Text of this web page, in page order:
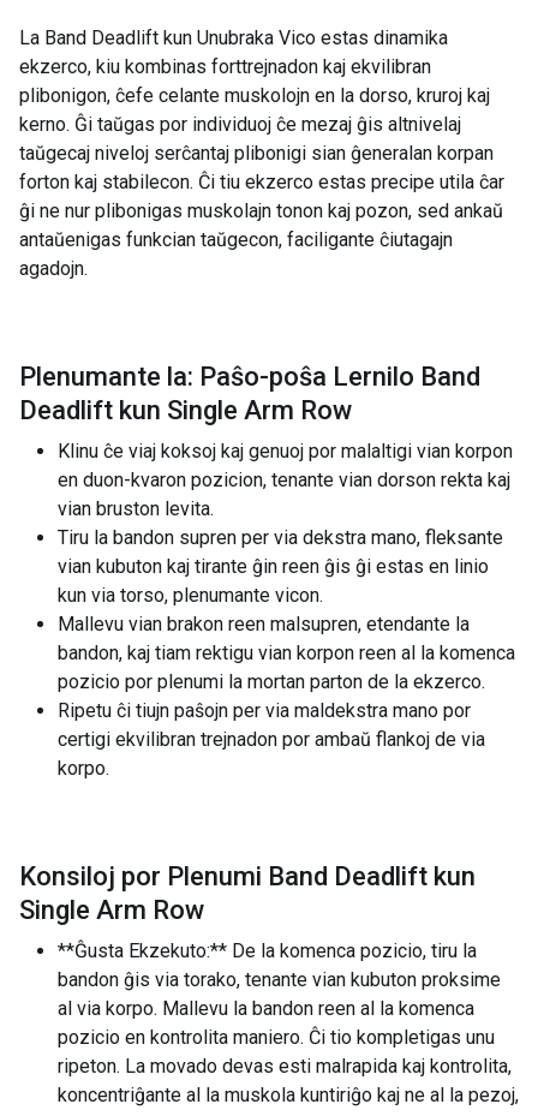
La Band Deadlift kun Unubraka Vico estas dinamika
ekzerco, kiu kombinas forttrejnadon kaj ekvilibran
plibonigon, ĉefe celante muskolojn en la dorso, kruroj kaj
kerno. Ĝi taŭgas por individuoj ĉe mezaj ĝis altnivelaj
taŭgecaj niveloj serĉantaj plibonigi sian ĝeneralan korpan
forton kaj stabilecon. Ĉi tiu ekzerco estas precipe utila ĉar
ĝi ne nur plibonigas muskolajn tonon kaj pozon, sed ankaŭ
antaŭenigas funkcian taŭgecon, faciligante ĉiutagajn
agadojn.
Plenumante la: Paŝo-poŝa Lernilo Band
Deadlift kun Single Arm Row
Klinu ĉe viaj koksoj kaj genuoj por malaltigi vian korpon
en duon-kvaron pozicion, tenante vian dorson rekta kaj
vian bruston levita.
Tiru la bandon supren per via dekstra mano, fleksante
vian kubuton kaj tirante ĝin reen ĝis ĝi estas en linio
kun via torso, plenumante vicon.
Mallevu vian brakon reen malsupren, etendante la
bandon, kaj tiam rektigu vian korpon reen al la komenca
pozicio por plenumi la mortan parton de la ekzerco.
Ripetu ĉi tiujn paŝojn per via maldekstra mano por
certigi ekvilibran trejnadon por ambaŭ flankoj de via
korpo.
Konsiloj por Plenumi Band Deadlift kun
Single Arm Row
**Ĝusta Ekzekuto:** De la komenca pozicio, tiru la
bandon ĝis via torako, tenante vian kubuton proksime
al via korpo. Mallevu la bandon reen al la komenca
pozicio en kontrolita maniero. Ĉi tio kompletigas unu
ripeton. La movado devas esti malrapida kaj kontrolita,
koncentriĝante al la muskola kuntiriĝo kaj ne al la pezoj,